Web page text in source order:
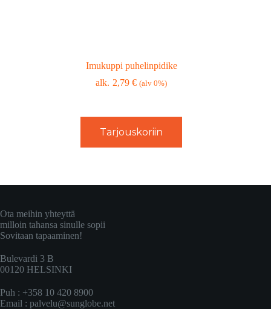
Imukuppi puhelinpidike
2,79€ (alv 0%)
Tarjouskoriin
Ota meihin yhteyttä
milloin tahansa sinulle sopii
Sovitaan tapaaminen!
Bulevardi 3 B
00120 HELSINKI
Puh : +358 10 420 8900
Email : palvelu@sunglobe.net